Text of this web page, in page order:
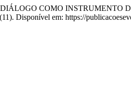
COMO INSTRUMENTO
Disponível em: https://